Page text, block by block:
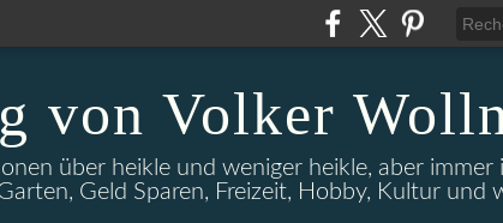
von Volker
über heikle und weniger heikle, aber immer
Geld Sparen, Freizeit, Hobby, Kultur und